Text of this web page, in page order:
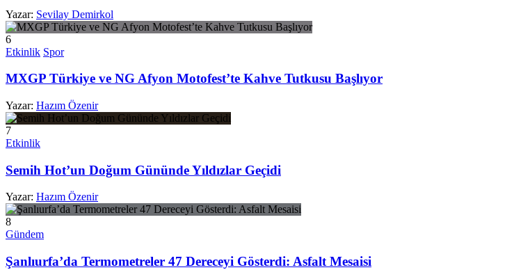
Yazar: Sevilay Demirkol
6
Etkinlik Spor
MXGP Türkiye ve NG Afyon Motofest’te Kahve Tutkusu Başlıyor
Yazar: Hazım Özenir
7
Etkinlik
Semih Hot’un Doğum Gününde Yıldızlar Geçidi
Yazar: Hazım Özenir
8
Gündem
Şanlıurfa’da Termometreler 47 Dereceyi Gösterdi: Asfalt Mesaisi